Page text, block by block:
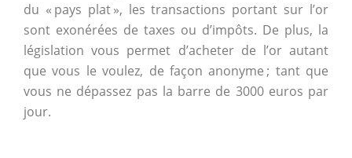
du « pays plat », les transactions portant sur l’or
sont exonérées de taxes ou d’impôts. De plus, la
législation vous permet d’acheter de l’or autant
que vous le voulez, de façon anonyme ; tant que
vous ne dépassez pas la barre de 3000 euros par
jour.